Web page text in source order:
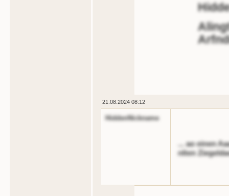
21.08.2024 08:12
HiddenNickname
... ao einen
nlten